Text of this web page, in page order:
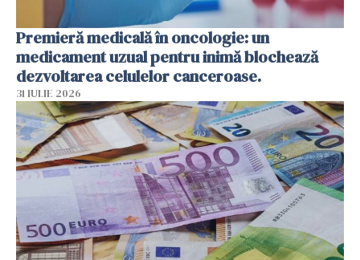
Premieră medicală în oncologie: un
medicament uzual pentru inimă blochează
dezvoltarea celulelor canceroase.
31 IULIE 2026